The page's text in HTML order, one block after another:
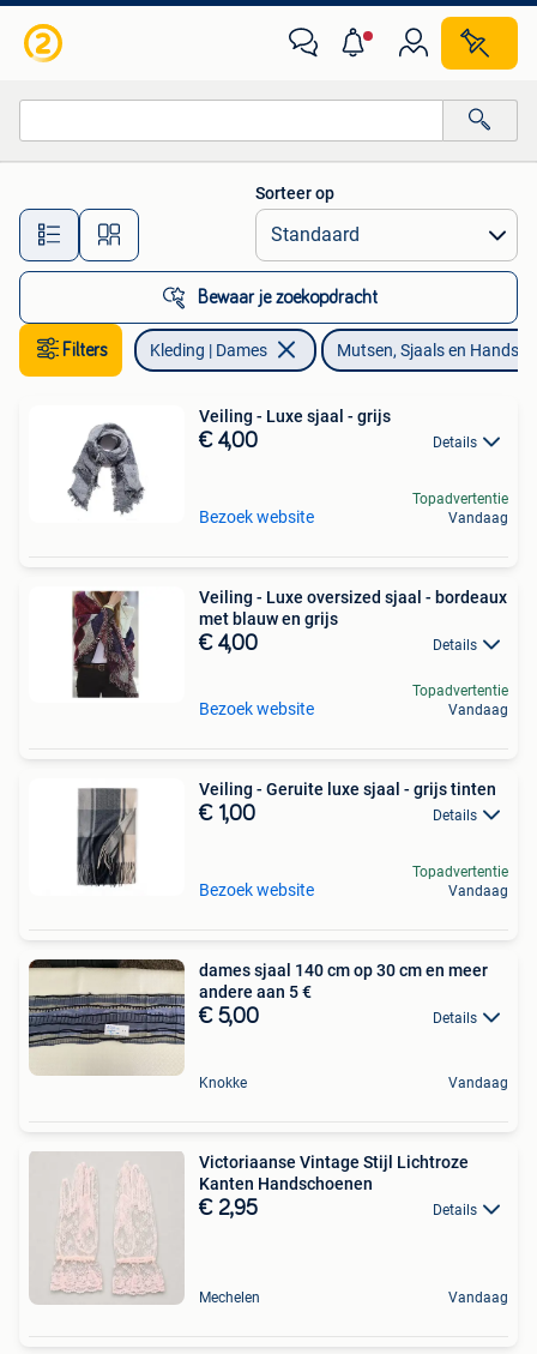
Alle afstanden…
Sorteer op
Bewaar je zoekopdracht
Filters Kleding | Dames Mutsen, Sjaals en
Veiling - Luxe sjaal - grijs
€ 4,00 Details
Bezoek website
Topadvertentie
Vandaag
Veiling - Luxe oversized sjaal - bordeaux
met blauw en grijs
€ 4,00 Details
Bezoek website
Topadvertentie
Vandaag
Veiling - Geruite luxe sjaal - grijs tinten
€ 1,00 Details
Bezoek website
Topadvertentie
Vandaag
dames sjaal 140 cm op 30 cm en meer
andere aan 5 €
€ 5,00 Details
Knokke Vandaag
Victoriaanse Vintage Stijl Lichtroze
Kanten Handschoenen
€ 2,95 Details
Mechelen Vandaag